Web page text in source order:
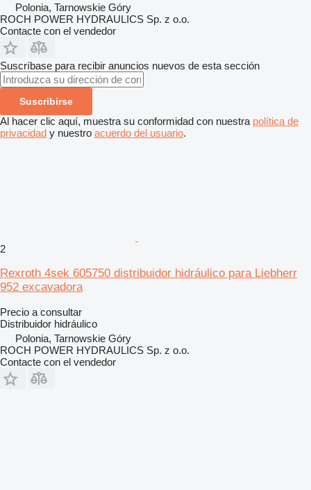
Polonia, Tarnowskie Góry
ROCH POWER HYDRAULICS Sp. z o.o.
Contacte con el vendedor
Suscríbase para recibir anuncios nuevos de esta sección
Suscribirse
Al hacer clic aquí, muestra su conformidad con nuestra política de
privacidad y nuestro acuerdo del usuario.
2
Rexroth 4sek 605750 distribuidor hidráulico para Liebherr
952 excavadora
Precio a consultar
Distribuidor hidráulico
Polonia, Tarnowskie Góry
ROCH POWER HYDRAULICS Sp. z o.o.
Contacte con el vendedor